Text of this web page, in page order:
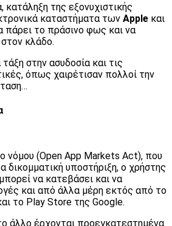
της εξονυχιστικής
καταστήματα των Apple και
πάρει το πράσινο φως και να
κλάδο.
στην ασυδοσία και τις
όπως χαιρέτισαν πολλοί την
νόμου (Open App Markets Act), που
δικομματική υποστήριξη, ο χρήστης
να κατεβάσει και να
και από άλλα μέρη εκτός από το
το Play Store της Google.
άλλο έρχονται προεγκατεστημένα